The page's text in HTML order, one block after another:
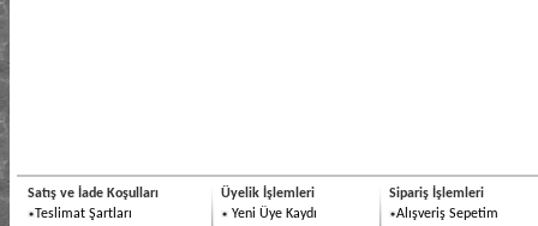
Satış ve İade Koşulları
Teslimat Şartları
Üyelik İşlemleri
Yeni Üye Kaydı
Sipariş İşlemleri
Alışveriş Sepetim